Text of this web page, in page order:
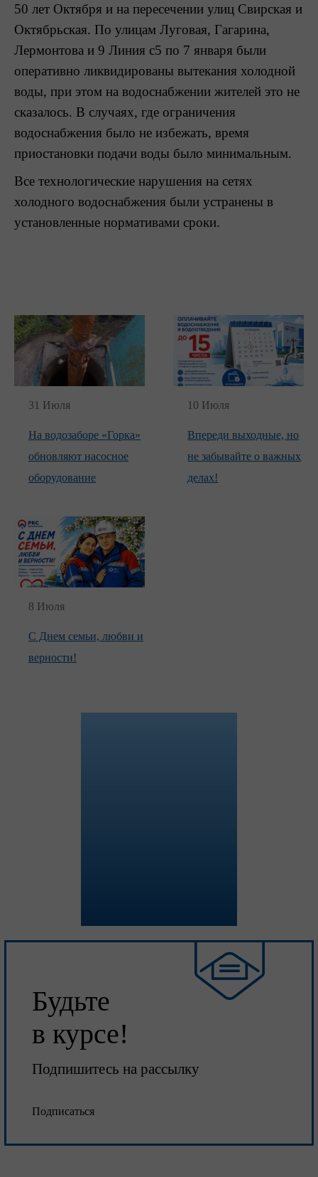
Будьте
в курсе!
Подпишитесь на рассылку
Подписаться
50 лет Октября и на пересечении улиц Свирская и
Октябрьская. По улицам Луговая, Гагарина,
Лермонтова и 9 Линия с5 по 7 января были
оперативно ликвидированы вытекания холодной
воды, при этом на водоснабжении жителей это не
сказалось. В случаях, где ограничения
водоснабжения было не избежать, время
приостановки подачи воды было минимальным.
Все технологические нарушения на сетях
холодного водоснабжения были устранены в
установленные нормативами сроки.
31 Июля
На водозаборе «Горка»
обновляют насосное
оборудование
10 Июля
Впереди выходные, но
не забывайте о важных
делах!
8 Июля
С Днем семьи, любви и
верности!